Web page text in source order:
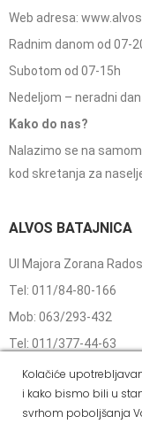
Web adresa:
Radnim danom od 07-
Subotom od 07-15h
Nedeljom – neradni dan
Kako do nas?
Nalazimo se na
kod skretanja za
ALVOS BATAJNICA
Ul Majora Zorana
Tel: 011/84-80-166
Mob: 063/293-432
Tel: 011/377-44-63
Tel: 011/420-88-97
Radnim danom od 07-
Kolačiće
i kako bismo bili u
svrhom poboljšanja